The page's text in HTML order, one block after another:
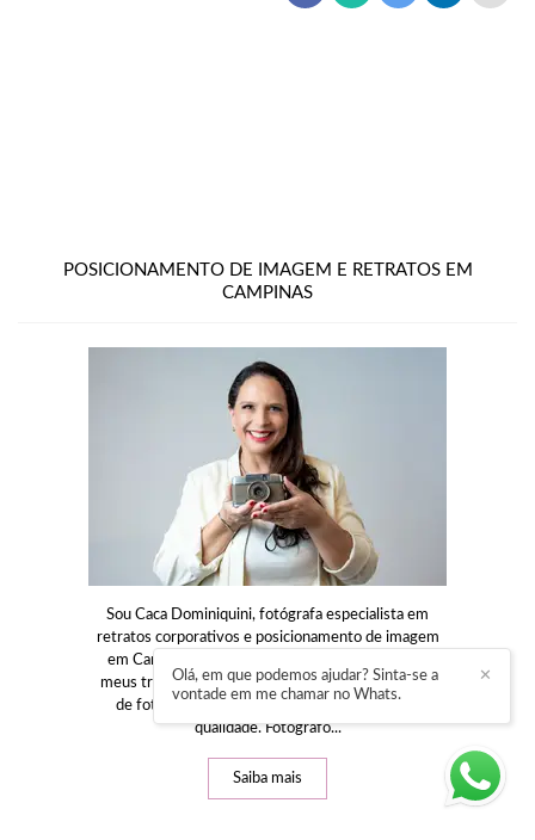
POSICIONAMENTO DE IMAGEM E RETRATOS EM
CAMPINAS
Sou Caca Dominiquini, fotógrafa especialista em
retratos corporativos e posicionamento de imagem
em Campinas e região desde 2009.Em todos os
meus trabalhos procuro aplicar técnicas avançadas
de fotografia, utilizando equipamentos de alta
qualidade. Fotografo...
Saiba mais
✕
Olá, em que podemos ajudar? Sinta-se a
vontade em me chamar no Whats.